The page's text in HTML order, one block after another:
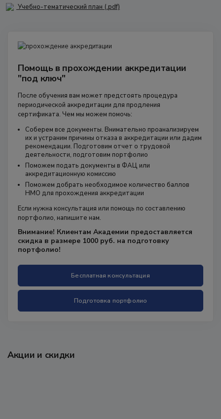
Учебно-тематический план (.pdf)
Помощь в прохождении аккредитации
"под ключ"
После обучения вам может предстоять процедура
периодической аккредитации для продления
сертификата. Чем мы можем помочь:
Соберем все документы. Внимательно проанализируем
их и устраним причины отказа в аккредитации или дадим
рекомендации. Подготовим отчет о трудовой
деятельности, подготовим портфолио
Поможем подать документы в ФАЦ или
аккредитационную комиссию
Поможем добрать необходимое количество баллов
НМО для прохождения аккредитации
Если нужна консультация или помощь по составлению
портфолио, напишите нам.
Внимание! Клиентам Академии предоставляется
скидка в размере 1000 руб. на подготовку
портфолио!
Бесплатная консультация
Подготовка портфолио
Акции и скидки